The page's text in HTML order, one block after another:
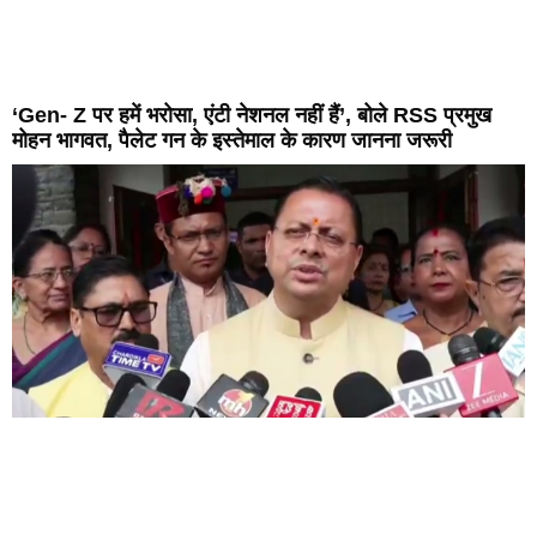
‘Gen- Z पर हमें भरोसा, एंटी नेशनल नहीं हैं’, बोले RSS प्रमुख
मोहन भागवत, पैलेट गन के इस्तेमाल के कारण जानना जरूरी